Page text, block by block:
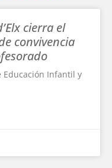
cierra el
convivencia
Educación Infantil y